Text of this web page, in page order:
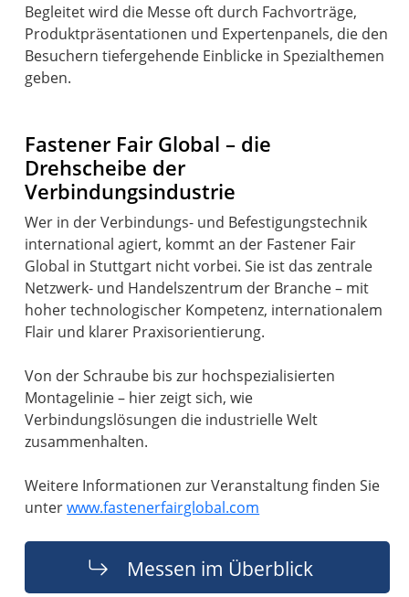
Begleitet wird die Messe oft durch Fachvorträge,
Produktpräsentationen und Expertenpanels, die den
Besuchern tiefergehende Einblicke in Spezialthemen
geben.
Fastener Fair Global – die
Drehscheibe der
Verbindungsindustrie
Wer in der Verbindungs- und Befestigungstechnik
international agiert, kommt an der Fastener Fair
Global in Stuttgart nicht vorbei. Sie ist das zentrale
Netzwerk- und Handelszentrum der Branche – mit
hoher technologischer Kompetenz, internationalem
Flair und klarer Praxisorientierung.
Von der Schraube bis zur hochspezialisierten
Montagelinie – hier zeigt sich, wie
Verbindungslösungen die industrielle Welt
zusammenhalten.
Weitere Informationen zur Veranstaltung finden Sie
unterwww.fastenerfairglobal.com
Messen im Überblick